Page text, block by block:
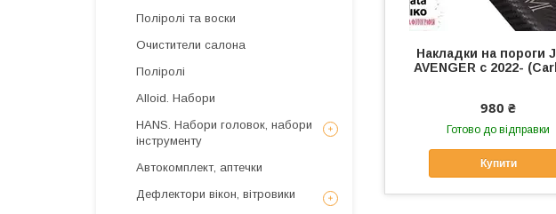
Накладки на пороги
AVENGER с 2022-
980 ₴
Готово до відправки
Купити
Поліролі та воски
Очистители салона
Поліролі
Alloid. Набори
HANS. Набори головок, набори
інструменту
Автокомплект, аптечки
Дефлектори вікон, вітровики